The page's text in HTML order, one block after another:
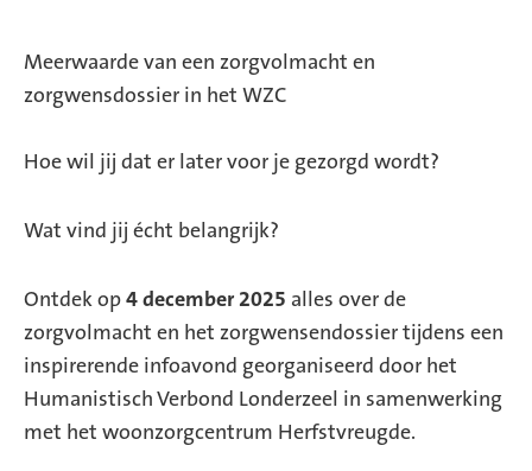
Meerwaarde van een zorgvolmacht en
zorgwensdossier in het WZC
Hoe wil jij dat er later voor je gezorgd wordt?
Wat vind jij écht belangrijk?
Ontdek op 4 december 2025 alles over de
zorgvolmacht en het zorgwensendossier tijdens een
inspirerende infoavond georganiseerd door het
Humanistisch Verbond Londerzeel in samenwerking
met het woonzorgcentrum Herfstvreugde.